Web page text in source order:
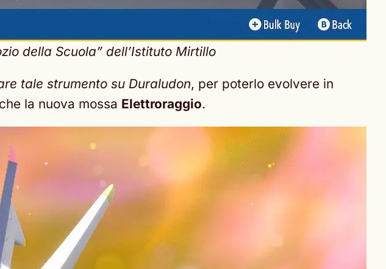
della Scuola” dell’Istituto Mirtillo
tale strumento su Duraludon, per poterlo evolvere in
la nuova mossa Elettroraggio.